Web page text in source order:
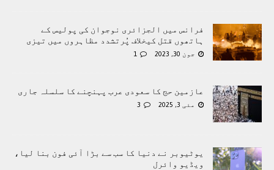
فرانس میں الجزائری نوجوان کی پولیس کے
ہاتھوں قتل کیخلاف پُرتشدد مظاہروں میں تیزی
جون 30, 2023 1
عازمین حج کا سعودی عرب پہنچنے کا سلسلہ جاری
مئی 3, 2025 3
یوٹیوبر نے دنیا کا سب سے بڑا آئی فون بنا لیا،
ویڈیو وائرل